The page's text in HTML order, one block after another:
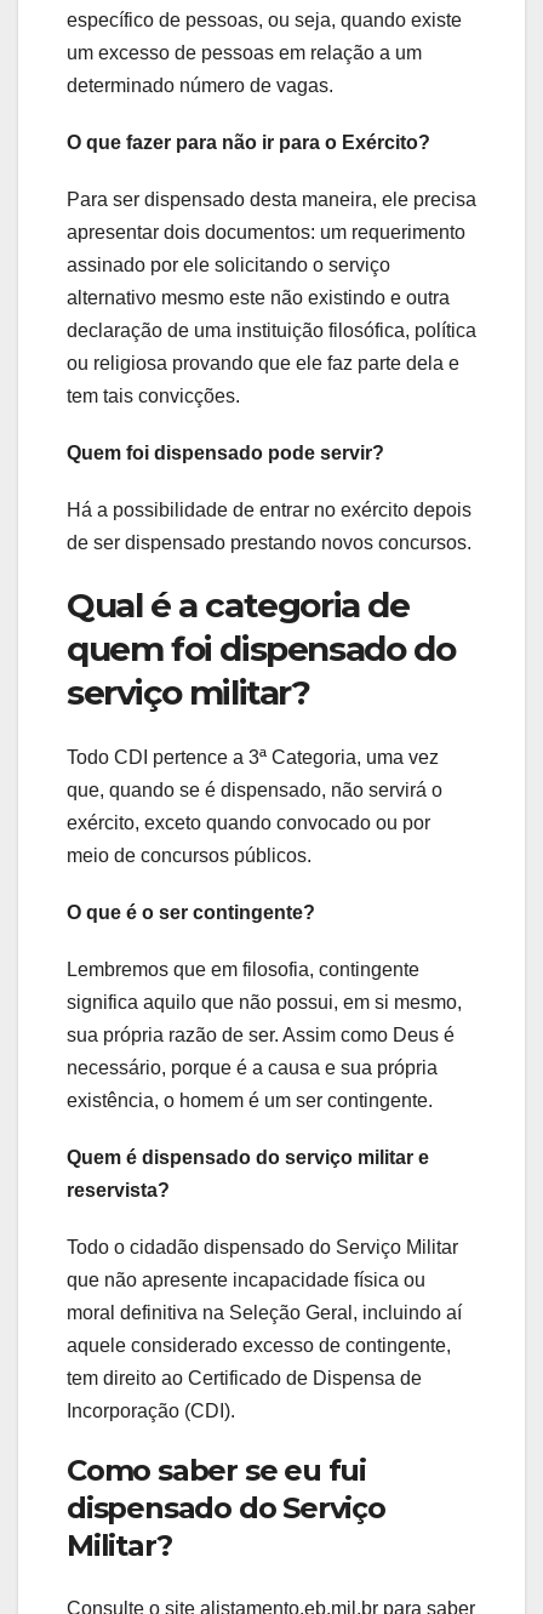
específico de pessoas, ou seja, quando existe
um excesso de pessoas em relação a um
determinado número de vagas.
O que fazer para não ir para o Exército?
Para ser dispensado desta maneira, ele precisa
apresentar dois documentos: um requerimento
assinado por ele solicitando o serviço
alternativo mesmo este não existindo e outra
declaração de uma instituição filosófica, política
ou religiosa provando que ele faz parte dela e
tem tais convicções.
Quem foi dispensado pode servir?
Há a possibilidade de entrar no exército depois
de ser dispensado prestando novos concursos.
Qual é a categoria de
quem foi dispensado do
serviço militar?
Todo CDI pertence a 3ª Categoria, uma vez
que, quando se é dispensado, não servirá o
exército, exceto quando convocado ou por
meio de concursos públicos.
O que é o ser contingente?
Lembremos que em filosofia, contingente
significa aquilo que não possui, em si mesmo,
sua própria razão de ser. Assim como Deus é
necessário, porque é a causa e sua própria
existência, o homem é um ser contingente.
Quem é dispensado do serviço militar e
reservista?
Todo o cidadão dispensado do Serviço Militar
que não apresente incapacidade física ou
moral definitiva na Seleção Geral, incluindo aí
aquele considerado excesso de contingente,
tem direito ao Certificado de Dispensa de
Incorporação (CDI).
Como saber se eu fui
dispensado do Serviço
Militar?
Consulte o site alistamento.eb.mil.br para saber